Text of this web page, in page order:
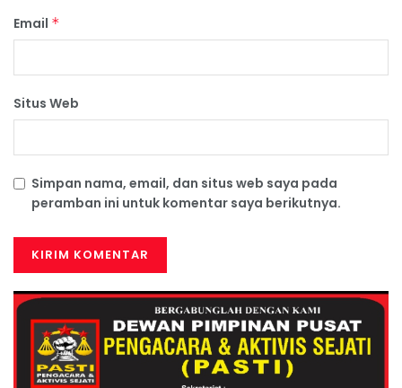
Email *
Situs Web
Simpan nama, email, dan situs web saya pada
peramban ini untuk komentar saya berikutnya.